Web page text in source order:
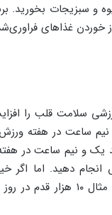
و سبزیجات بخورید.
خوردن غذاهای
سلامت قلب را
ساعت در هفته
و نیم ساعت در
دهید. اما اگر
ساعت‌های کمتری را به ورزش